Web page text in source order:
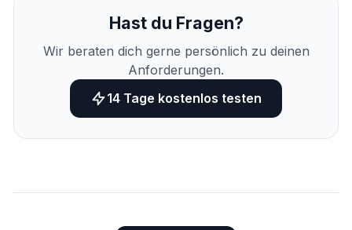
Hast du Fragen?
Wir beraten dich gerne persönlich zu deinen
Anforderungen.
14 Tage kostenlos testen